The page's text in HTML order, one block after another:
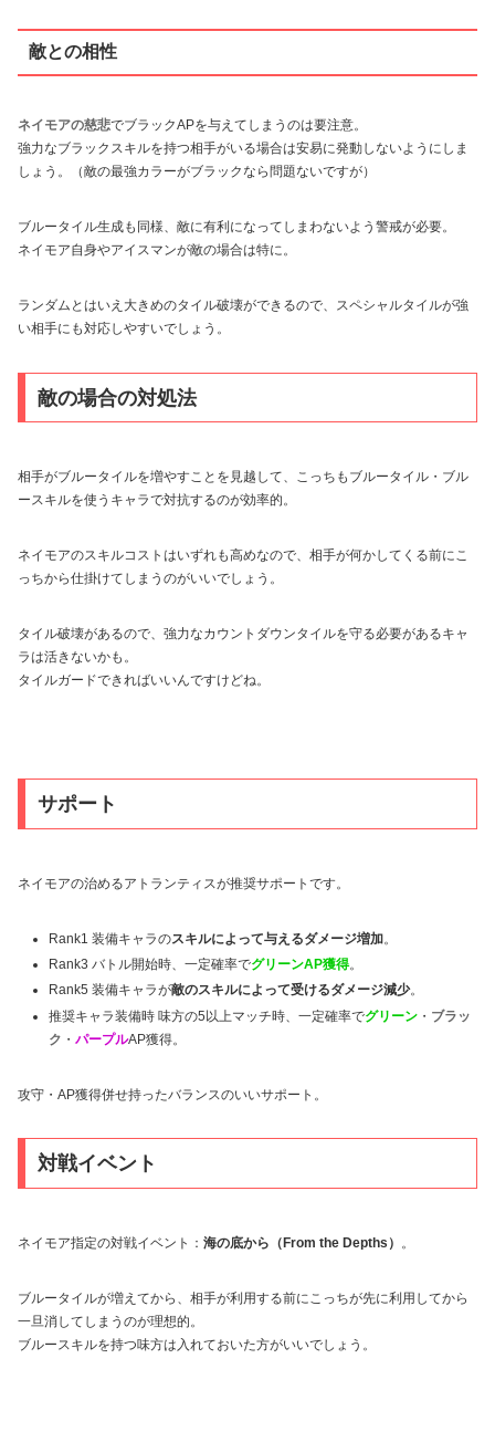
敵との相性
ネイモアの慈悲でブラックAPを与えてしまうのは要注意。
強力なブラックスキルを持つ相手がいる場合は安易に発動しないようにしま
しょう。（敵の最強カラーがブラックなら問題ないですが）
ブルータイル生成も同様、敵に有利になってしまわないよう警戒が必要。
ネイモア自身やアイスマンが敵の場合は特に。
ランダムとはいえ大きめのタイル破壊ができるので、スペシャルタイルが強
い相手にも対応しやすいでしょう。
敵の場合の対処法
相手がブルータイルを増やすことを見越して、こっちもブルータイル・ブル
ースキルを使うキャラで対抗するのが効率的。
ネイモアのスキルコストはいずれも高めなので、相手が何かしてくる前にこ
っちから仕掛けてしまうのがいいでしょう。
タイル破壊があるので、強力なカウントダウンタイルを守る必要があるキャ
ラは活きないかも。
タイルガードできればいいんですけどね。
サポート
ネイモアの治めるアトランティスが推奨サポートです。
Rank1 装備キャラのスキルによって与えるダメージ増加。
Rank3 バトル開始時、一定確率でグリーンAP獲得。
Rank5 装備キャラが敵のスキルによって受けるダメージ減少。
推奨キャラ装備時 味方の5以上マッチ時、一定確率でグリーン ・ ブラッ
ク ・パープルAP獲得。
攻守・AP獲得併せ持ったバランスのいいサポート。
対戦イベント
ネイモア指定の対戦イベント： 海の底から（From the Depths） 。
ブルータイルが増えてから、相手が利用する前にこっちが先に利用してから
一旦消してしまうのが理想的。
ブルースキルを持つ味方は入れておいた方がいいでしょう。